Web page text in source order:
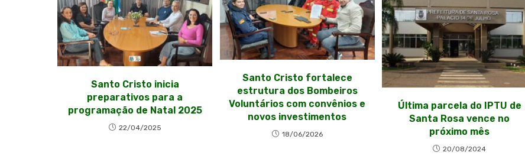
Santo Cristo inicia
preparativos para a
programação de Natal 2025
22/04/2025
Santo Cristo fortalece
estrutura dos Bombeiros
Voluntários com convênios e
novos investimentos
18/06/2026
Última parcela do IPTU de
Santa Rosa vence no
próximo mês
20/08/2024